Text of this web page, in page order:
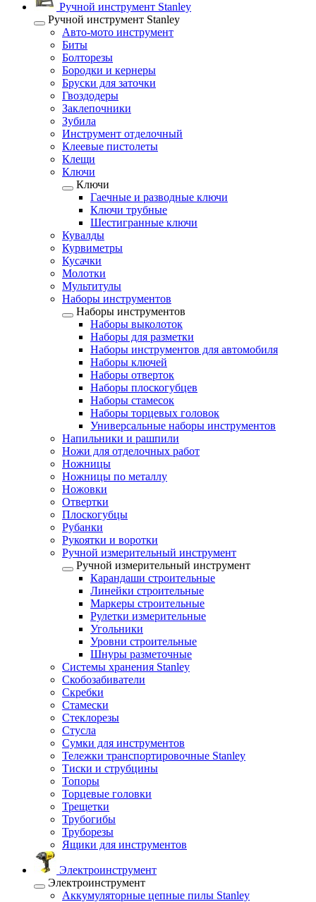
Ручной инструмент Stanley
Ручной инструмент Stanley
Авто-мото инструмент
Биты
Болторезы
Бородки и кернеры
Бруски для заточки
Гвоздодеры
Заклепочники
Зубила
Инструмент отделочный
Клеевые пистолеты
Клещи
Ключи
Ключи
Гаечные и разводные ключи
Ключи трубные
Шестигранные ключи
Кувалды
Курвиметры
Кусачки
Молотки
Мультитулы
Наборы инструментов
Наборы инструментов
Наборы выколоток
Наборы для разметки
Наборы инструментов для автомобиля
Наборы ключей
Наборы отверток
Наборы плоскогубцев
Наборы стамесок
Наборы торцевых головок
Универсальные наборы инструментов
Напильники и рашпили
Ножи для отделочных работ
Ножницы
Ножницы по металлу
Ножовки
Отвертки
Плоскогубцы
Рубанки
Рукоятки и воротки
Ручной измерительный инструмент
Ручной измерительный инструмент
Карандаши строительные
Линейки строительные
Маркеры строительные
Рулетки измерительные
Угольники
Уровни строительные
Шнуры разметочные
Системы хранения Stanley
Скобозабиватели
Скребки
Стамески
Стеклорезы
Стусла
Сумки для инструментов
Тележки транспортировочные Stanley
Тиски и струбцины
Топоры
Торцевые головки
Трещетки
Трубогибы
Труборезы
Ящики для инструментов
Электроинструмент
Электроинструмент
Аккумуляторные цепные пилы Stanley